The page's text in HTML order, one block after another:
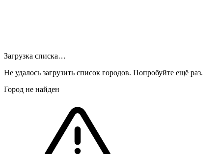
Загрузка списка…
Не удалось загрузить список городов. Попробуйте ещё раз.
Город не найден